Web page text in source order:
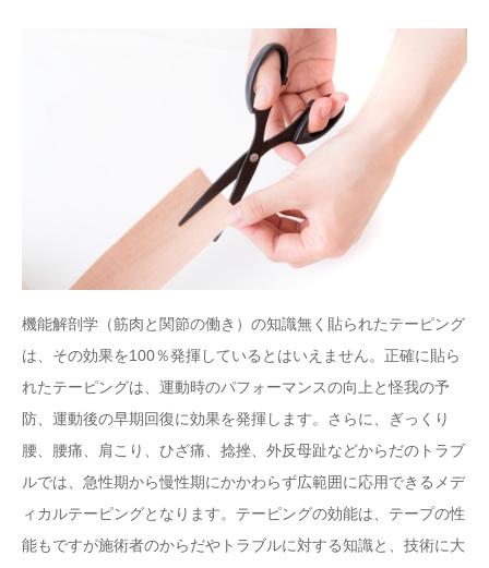
機能解剖学（筋肉と関節の働き）の知識無く貼られたテーピング
は、その効果を100％発揮しているとはいえません。正確に貼ら
れたテーピングは、運動時のパフォーマンスの向上と怪我の予
防、運動後の早期回復に効果を発揮します。さらに、ぎっくり
腰、腰痛、肩こり、ひざ痛、捻挫、外反母趾などからだのトラブ
ルでは、急性期から慢性期にかかわらず広範囲に応用できるメデ
ィカルテーピングとなります。テーピングの効能は、テープの性
能もですが施術者のからだやトラブルに対する知識と、技術に大